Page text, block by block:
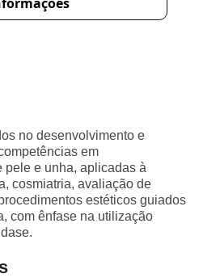
no desenvolvimento e
em
pele e unha, aplicadas à
cosmiatria, avaliação de
estéticos guiados
com ênfase na utilização